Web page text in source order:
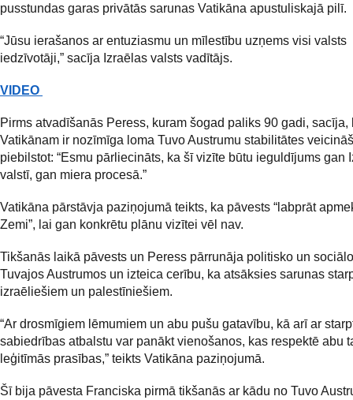
pusstundas garas privātās sarunas Vatikāna apustuliskajā pilī.
“Jūsu ierašanos ar entuziasmu un mīlestību uzņems visi valsts
iedzīvotāji,” sacīja Izraēlas valsts vadītājs.
VIDEO
Pirms atvadīšanās Peress, kuram šogad paliks 90 gadi, sacīja,
Vatikānam ir nozīmīga loma Tuvo Austrumu stabilitātes
piebilstot: “Esmu pārliecināts, ka šī vizīte būtu ieguldījums gan
valstī, gan miera procesā.”
Vatikāna pārstāvja paziņojumā teikts, ka pāvests “labprāt
Zemi”, lai gan konkrētu plānu vizītei vēl nav.
Tikšanās laikā pāvests un Peress pārrunāja politisko un
Tuvajos Austrumos un izteica cerību, ka atsāksies sarunas
izraēliešiem un palestīniešiem.
“Ar drosmīgiem lēmumiem un abu pušu gatavību, kā arī ar
sabiedrības atbalstu var panākt vienošanos, kas respektē abu
leģitīmās prasības,” teikts Vatikāna paziņojumā.
Šī bija pāvesta Franciska pirmā tikšanās ar kādu no Tuvo